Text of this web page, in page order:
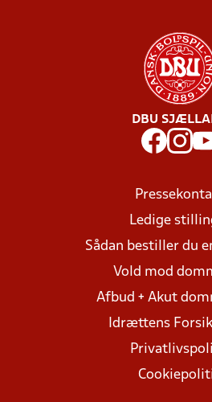
DBU
Ledige
Sådan bestiller du
Vold mod
Afbud + Akut
Idrættens